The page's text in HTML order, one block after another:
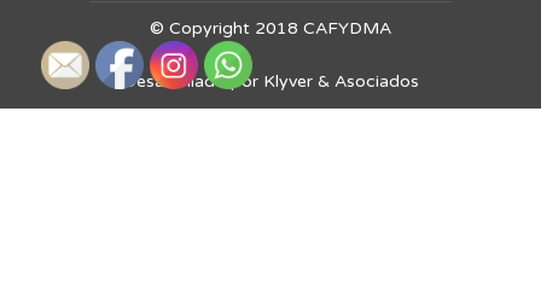
© Copyright 2018 CAFYDMA
Desarrollado por Klyver & Asociados